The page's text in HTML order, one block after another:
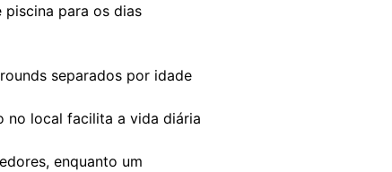
piscina para os dias
separados por idade
no local facilita a vida diária
enquanto um